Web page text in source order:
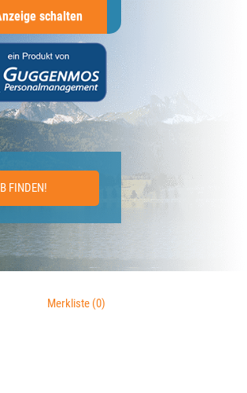
schalten
FINDEN!
Merkliste (0)